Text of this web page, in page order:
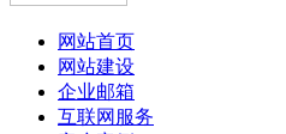
网站首页
网站建设
企业邮箱
互联网服务